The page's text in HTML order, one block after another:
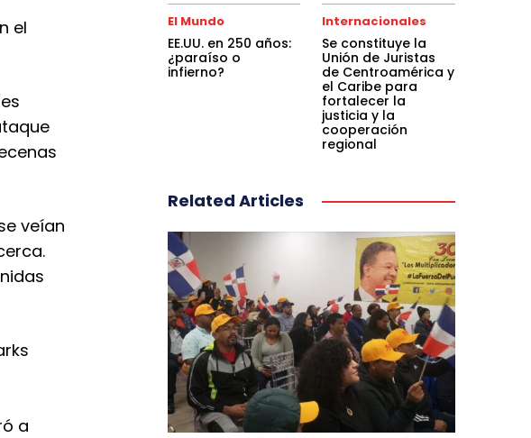
el
veían
a
El Mundo
EE.UU. en 250 años:
¿paraíso o
infierno?
Internacionales
Se constituye la
Unión de Juristas
de Centroamérica y
el Caribe para
fortalecer la
justicia y la
cooperación
regional
Related Articles